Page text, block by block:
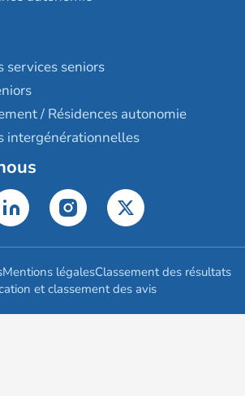
services seniors
/ Résidences autonomie
intergénérationnelles
Mentions légalesClassement des résultats
et classement des avis